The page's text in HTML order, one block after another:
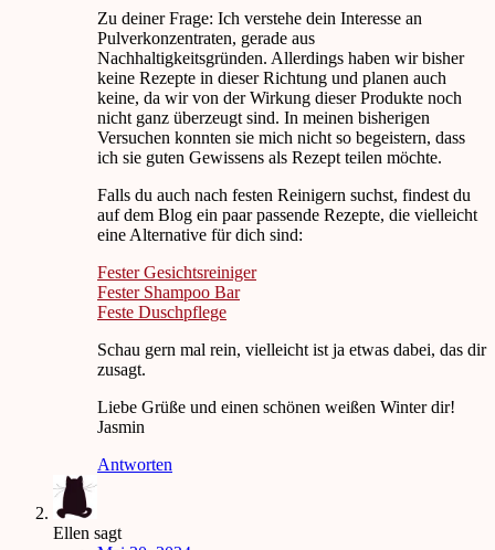
Zu deiner Frage: Ich verstehe dein Interesse an
Pulverkonzentraten, gerade aus
Nachhaltigkeitsgründen. Allerdings haben wir bisher
keine Rezepte in dieser Richtung und planen auch
keine, da wir von der Wirkung dieser Produkte noch
nicht ganz überzeugt sind. In meinen bisherigen
Versuchen konnten sie mich nicht so begeistern, dass
ich sie guten Gewissens als Rezept teilen möchte.
Falls du auch nach festen Reinigern suchst, findest du
auf dem Blog ein paar passende Rezepte, die vielleicht
eine Alternative für dich sind:
Fester Gesichtsreiniger
Fester Shampoo Bar
Feste Duschpflege
Schau gern mal rein, vielleicht ist ja etwas dabei, das dir
zusagt.
Liebe Grüße und einen schönen weißen Winter dir!
Jasmin
Antworten
Ellen sagt